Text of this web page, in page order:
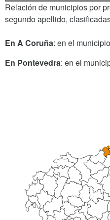
Relación de municipios por
segundo apellido,
En A Coruña: en el
En Pontevedra: en el